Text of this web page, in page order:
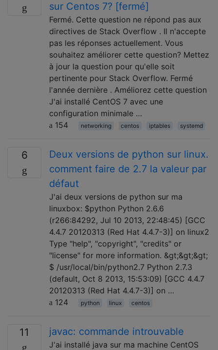
sur Centos 7? [fermé]
Fermé. Cette question ne répond pas aux
directives de Stack Overflow . Il n'accepte
pas les réponses actuellement. Vous
souhaitez améliorer cette question? Mettez
à jour la question pour qu'elle soit
pertinente pour Stack Overflow. Fermé
l'année dernière . Améliorez cette question
J'ai installé CentOS 7 avec une
configuration minimale …
154
networking centos iptables systemd
6
Deux versions de python sur linux.
comment faire de 2.7 la valeur par
défaut
J'ai deux versions de python sur ma
linuxbox: $python Python 2.6.6
(r266:84292, Jul 10 2013, 22:48:45) [GCC
4.4.7 20120313 (Red Hat 4.4.7-3)] on linux2
Type "help", "copyright", "credits" or
"license" for more information. &gt;&gt;&gt;
$ /usr/local/bin/python2.7 Python 2.7.3
(default, Oct 8 2013, 15:53:09) [GCC 4.4.7
20120313 (Red Hat 4.4.7-3)] on …
124
python linux centos
11 javac: commande introuvable
J'ai installé java sur ma machine CentOS